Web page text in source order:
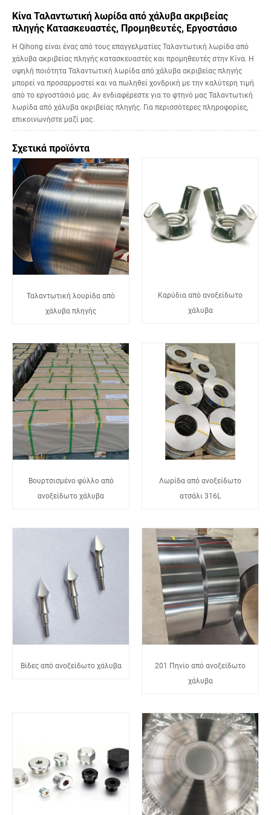
Κίνα Ταλαντωτική λωρίδα από χάλυβα ακριβείας
πληγής Κατασκευαστές, Προμηθευτές, Εργοστάσιο
Η Qihong είναι ένας από τους επαγγελματίες Ταλαντωτική λωρίδα από
χάλυβα ακριβείας πληγής κατασκευαστές και προμηθευτές στην Κίνα. Η
υψηλή ποιότητα Ταλαντωτική λωρίδα από χάλυβα ακριβείας πληγής
μπορεί να προσαρμοστεί και να πωληθεί χονδρική με την καλύτερη τιμή
από το εργοστάσιό μας. Αν ενδιαφέρεστε για το φτηνό μας Ταλαντωτική
λωρίδα από χάλυβα ακριβείας πληγής. Για περισσότερες πληροφορίες,
επικοινωνήστε μαζί μας.
Σχετικά προϊόντα
Ταλαντωτική λουρίδα από
χάλυβα πληγής
Καρύδια από ανοξείδωτο
χάλυβα
Βουρτσισμένο φύλλο από
ανοξείδωτο χάλυβα
Λωρίδα από ανοξείδωτο
ατσάλι 316L
Βίδες από ανοξείδωτο χάλυβα
201 Πηνίο από ανοξείδωτο
χάλυβα